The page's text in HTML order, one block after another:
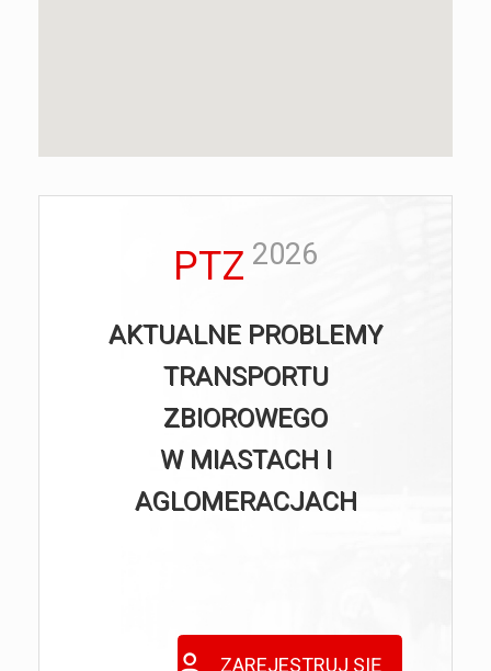
PTZ 2026
AKTUALNE PROBLEMY
TRANSPORTU
ZBIOROWEGO
W MIASTACH I
AGLOMERACJACH
ZAREJESTRUJ SIĘ